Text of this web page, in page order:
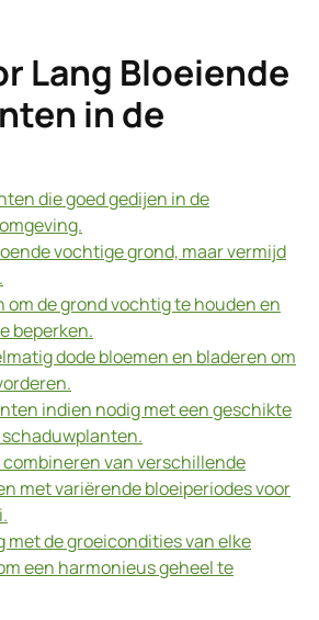
Lang Bloeiende
in de
die goed gedijen in de
vochtige grond, maar vermijd
om de grond vochtig te houden en
beperken.
dode bloemen en bladeren om
indien nodig met een geschikte
van verschillende
met variërende bloeiperiodes voor
met de groeicondities van elke
een harmonieus geheel te